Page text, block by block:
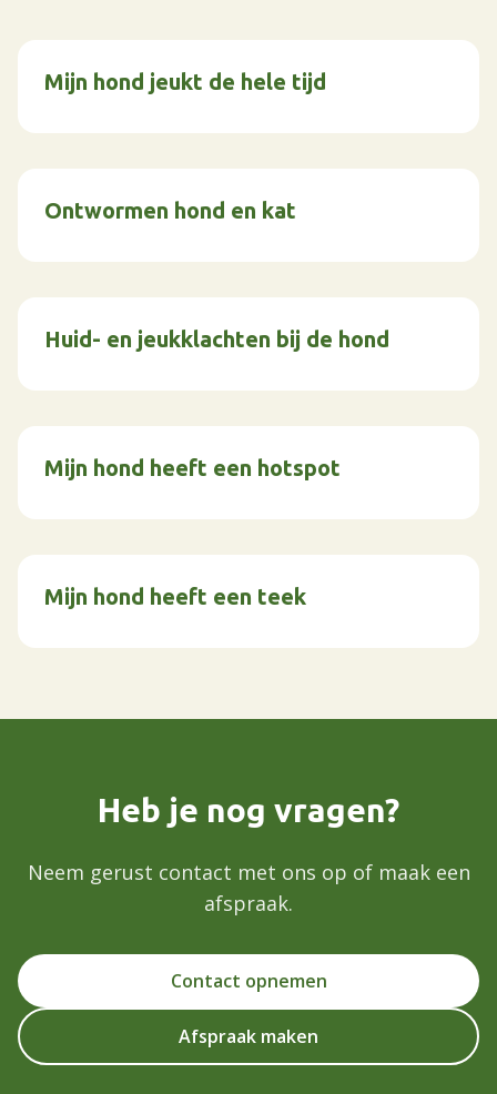
Mijn hond jeukt de hele tijd
Ontwormen hond en kat
Huid- en jeukklachten bij de hond
Mijn hond heeft een hotspot
Mijn hond heeft een teek
Heb je nog vragen?
Neem gerust contact met ons op of maak een
afspraak.
Contact opnemen
Afspraak maken